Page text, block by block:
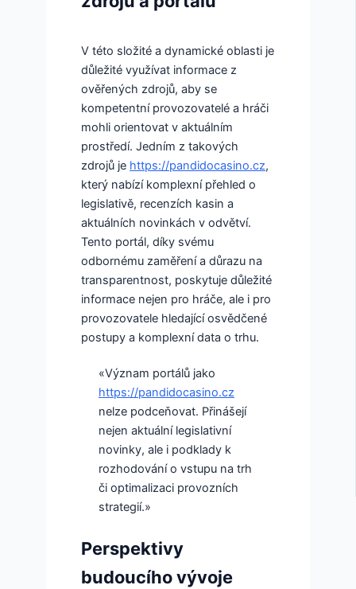
V této složité a dynamické oblasti je
důležité využívat informace z
ověřených zdrojů, aby se
kompetentní provozovatelé a hráči
mohli orientovat v aktuálním
prostředí. Jedním z takových
zdrojů je https://pandidocasino.cz,
který nabízí komplexní přehled o
legislativě, recenzích kasin a
aktuálních novinkách v odvětví.
Tento portál, díky svému
odbornému zaměření a důrazu na
transparentnost, poskytuje důležité
informace nejen pro hráče, ale i pro
provozovatele hledající osvědčené
postupy a komplexní data o trhu.
«Význam portálů jako
https://pandidocasino.cz
nelze podceňovat. Přinášejí
nejen aktuální legislativní
novinky, ale i podklady k
rozhodování o vstupu na trh
či optimalizaci provozních
strategií.»
Perspektivy
budoucího vývoje